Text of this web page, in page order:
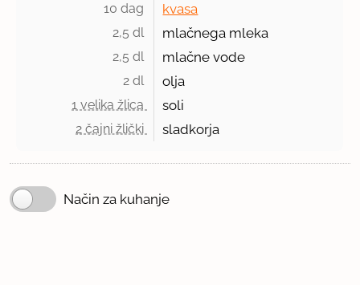
10 dag kvasa
2,5 dl mlačnega mleka
2,5 dl mlačne vode
2 dl olja
1 velika žlica soli
2 čajni žlički sladkorja
Način za kuhanje